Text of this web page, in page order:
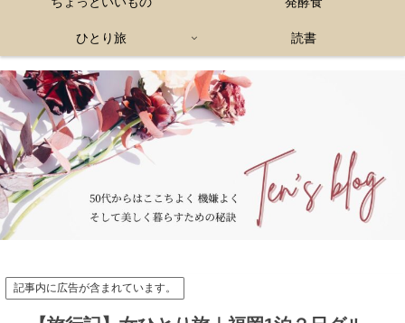
ひとり旅 読書
記事内に広告が含まれています。